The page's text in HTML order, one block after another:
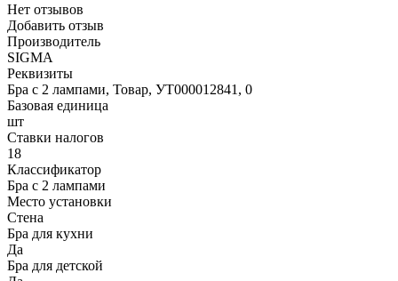
Нет отзывов
Добавить отзыв
Производитель
SIGMA
Реквизиты
Бра с 2 лампами, Товар, УТ000012841, 0
Базовая единица
шт
Ставки налогов
18
Классификатор
Бра с 2 лампами
Место установки
Стена
Бра для кухни
Да
Бра для детской